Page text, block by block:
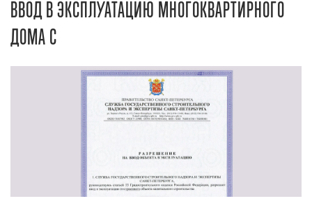
ВВОД В ЭКСПЛУАТАЦИЮ МНОГОКВАРТИРНОГО
ДОМА С